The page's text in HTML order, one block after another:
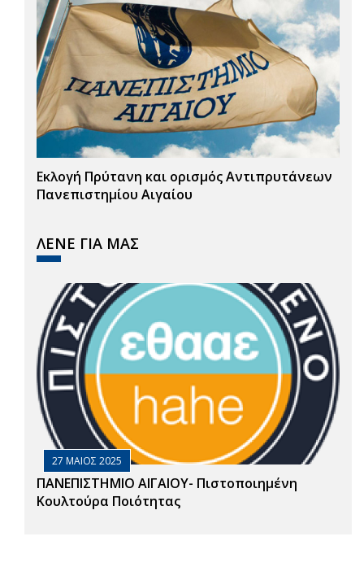
Εκλογή Πρύτανη και ορισμός Αντιπρυτάνεων
Πανεπιστημίου Αιγαίου
ΛΕΝΕ ΓΙΑ ΜΑΣ
27 ΜΑΙΟΣ 2025
ΠΑΝΕΠΙΣΤΗΜΙΟ ΑΙΓΑΙΟΥ- Πιστοποιημένη
Κουλτούρα Ποιότητας